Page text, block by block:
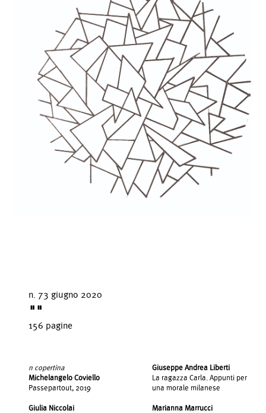
n. 73 giugno 2020
""
156 pagine
n copertina
Michelangelo Coviello
Passepartout, 2019
Giulia Niccolai
Giuseppe Andrea Liberti
La ragazza Carla. Appunti per
una morale milanese
Marianna Marrucci